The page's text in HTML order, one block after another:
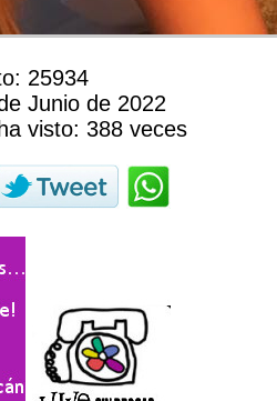
25934
Junio de 2022
visto: 388 veces